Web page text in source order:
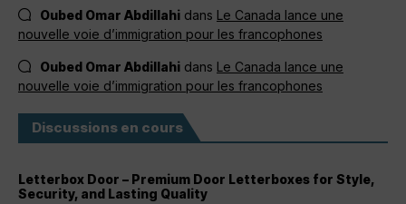
Oubed Omar Abdillahi dans Le Canada lance une
nouvelle voie d’immigration pour les francophones
Oubed Omar Abdillahi dans Le Canada lance une
nouvelle voie d’immigration pour les francophones
Discussions en cours
Letterbox Door – Premium Door Letterboxes for Style,
Security, and Lasting Quality